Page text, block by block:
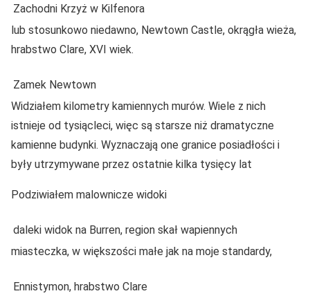
Zachodni Krzyż w Kilfenora
lub stosunkowo niedawno, Newtown Castle, okrągła wieża,
hrabstwo Clare, XVI wiek.
Zamek Newtown
Widziałem kilometry kamiennych murów. Wiele z nich
istnieje od tysiącleci, więc są starsze niż dramatyczne
kamienne budynki. Wyznaczają one granice posiadłości i
były utrzymywane przez ostatnie kilka tysięcy lat
Podziwiałem malownicze widoki
daleki widok na Burren, region skał wapiennych
miasteczka, w większości małe jak na moje standardy,
Ennistymon, hrabstwo Clare